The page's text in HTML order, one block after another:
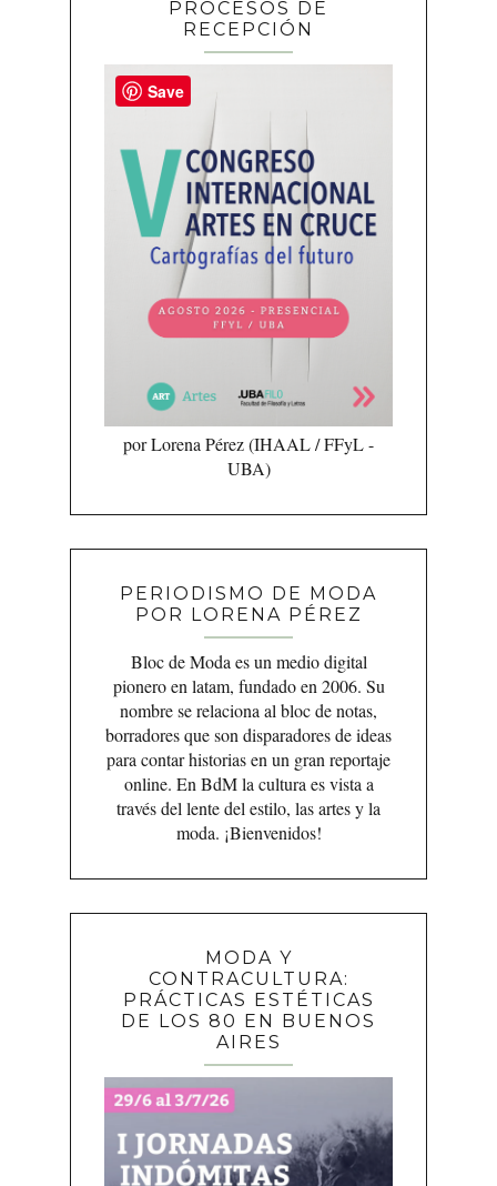
PROCESOS DE
RECEPCIÓN
por Lorena Pérez (IHAAL / FFyL -
UBA)
PERIODISMO DE MODA
POR LORENA PÉREZ
Bloc de Moda es un medio digital
pionero en latam, fundado en 2006. Su
nombre se relaciona al bloc de notas,
borradores que son disparadores de ideas
para contar historias en un gran reportaje
online. En BdM la cultura es vista a
través del lente del estilo, las artes y la
moda. ¡Bienvenidos!
MODA Y
CONTRACULTURA:
PRÁCTICAS ESTÉTICAS
DE LOS 80 EN BUENOS
AIRES
Save